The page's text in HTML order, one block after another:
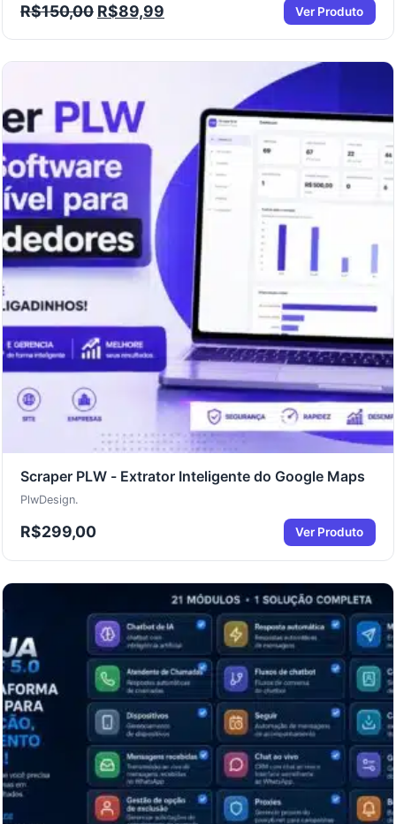
R$150,00 R$89,99 Ver Produto
Scraper PLW - Extrator Inteligente do Google Maps
PlwDesign.
R$299,00 Ver Produto